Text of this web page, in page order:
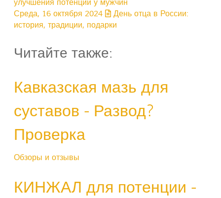
улучшения потенции у мужчин
Среда, 16 октября 2024
День отца в России:
история, традиции, подарки
Читайте также:
Кавказская мазь для
суставов - Развод?
Проверка
Обзоры и отзывы
КИНЖАЛ для потенции -